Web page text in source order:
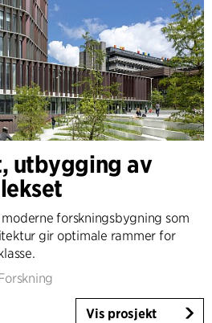
utbygging av
forskningsbygning som
gir optimale rammer for
Vis prosjekt